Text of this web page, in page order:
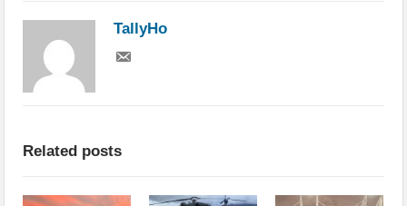
TallyHo
Related posts